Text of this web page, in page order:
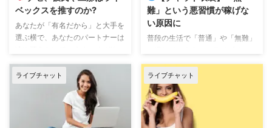
けの手間とコストを投入して。
それがお客さんもチャットレディ
も弊社もWin-Winになる黄金式だ
と信じてます。 大化けしたいチ
それは、 積極的にキャストとコ
ミュニケーションをとろうとする
運営事務局の姿勢がみ ...
ベックスを推すのか?
あなたが「有名だから」と大手を
選ぶ横で、あなたのパートナーは
「リスクとリターン」でプロダク
ションを見るからです。 彼らが
最後にLIVEXに辿り着くのは、 そ
こが「最もバレにくく、最も効率
的に、そして最も安全に稼げる場
難」という悪習慣が稼げな
い原因に
普段の生活で「普通」や「無難」
トという特別なステージでも、つ
いつい自分を隠すような服を選び
がち。 でも、それって実はすご
くもったいないことで、ライブチ
ャットでは稼ぎの足を引っ張って
しまうんです。 正直に言ってし
ライブチャット ライブチャット